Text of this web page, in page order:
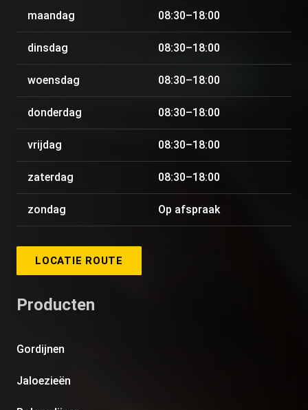
maandag 08:30–18:00
dinsdag 08:30–18:00
woensdag 08:30–18:00
donderdag 08:30–18:00
vrijdag 08:30–18:00
zaterdag 08:30–18:00
zondag Op afspraak
LOCATIE ROUTE
Producten
Gordijnen
Jaloezieën